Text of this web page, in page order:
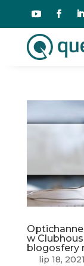
w
blogosfery
lip 18, 2021